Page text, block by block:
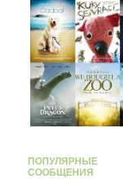
ПОПУЛЯРНЫЕ
СООБЩЕНИЯ